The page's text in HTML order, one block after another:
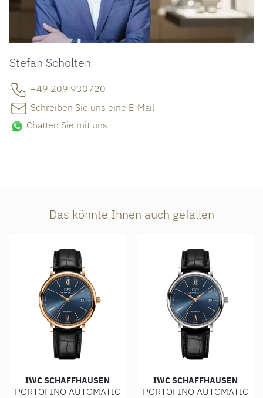
Stefan Scholten
+49 209 930720
Schreiben Sie uns eine E-Mail
Chatten Sie mit uns
Das könnte Ihnen auch gefallen
IWC SCHAFFHAUSEN
PORTOFINO AUTOMATIC
IWC SCHAFFHAUSEN
PORTOFINO AUTOMATIC